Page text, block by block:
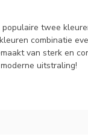
twee
combinatie
van sterk en
uitstraling!